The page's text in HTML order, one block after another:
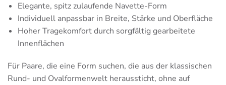
Elegante, spitz zulaufende Navette-Form
Individuell anpassbar in Breite, Stärke und Oberfläche
Hoher Tragekomfort durch sorgfältig gearbeitete
Innenflächen
Für Paare, die eine Form suchen, die aus der klassischen
Rund- und Ovalformenwelt heraussticht, ohne auf